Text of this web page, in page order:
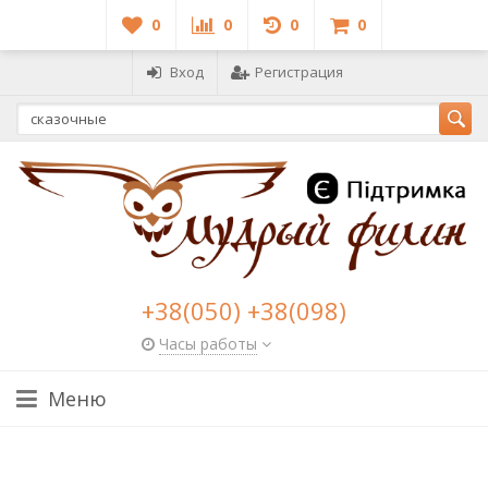
0 0 0 0
Вход Регистрация
+38(050) +38(098)
Часы работы
Меню